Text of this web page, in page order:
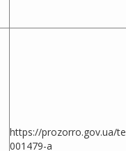
https://prozorro.gov.ua/
001479-a